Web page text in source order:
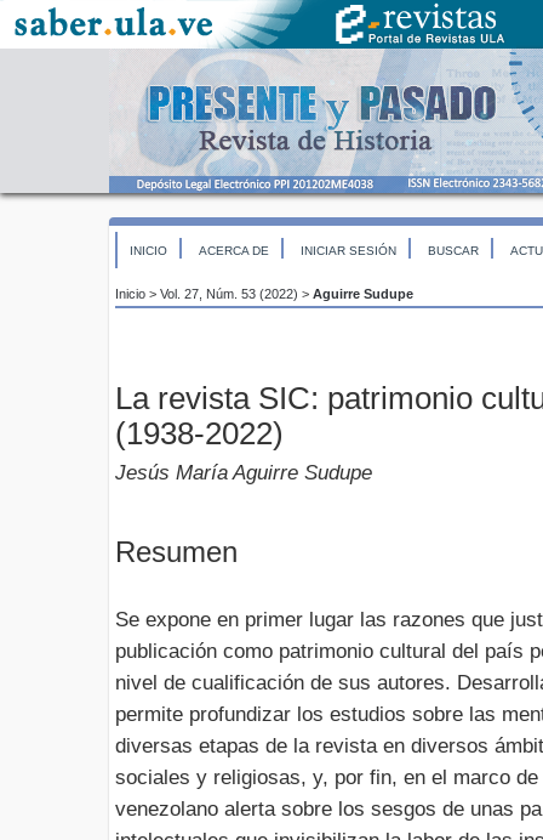
INICIO ACERCA DE INICIAR SESIÓN BUSCAR
Inicio > Vol. 27, Núm. 53 (2022) > Aguirre Sudupe
La revista SIC: patrimonio
(1938-2022)
Jesús María Aguirre Sudupe
Resumen
Se expone en primer lugar las razones que
publicación como patrimonio cultural del país
nivel de cualificación de sus autores.
permite profundizar los estudios sobre las
diversas etapas de la revista en diversos
sociales y religiosas, y, por fin, en el marco
venezolano alerta sobre los sesgos de unas